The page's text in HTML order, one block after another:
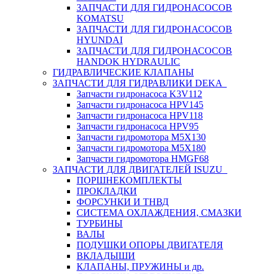
ЗАПЧАСТИ ДЛЯ ГИДРОНАСОСОВ
KOMATSU
ЗАПЧАСТИ ДЛЯ ГИДРОНАСОСОВ
HYUNDAI
ЗАПЧАСТИ ДЛЯ ГИДРОНАСОСОВ
HANDOK HYDRAULIC
ГИДРАВЛИЧЕСКИЕ КЛАПАНЫ
ЗАПЧАСТИ ДЛЯ ГИДРАВЛИКИ DEKA
Запчасти гидронасоса K3V112
Запчасти гидронасоса HPV145
Запчасти гидронасоса HPV118
Запчасти гидронасоса HPV95
Запчасти гидромотора M5X130
Запчасти гидромотора M5X180
Запчасти гидромотора HMGF68
ЗАПЧАСТИ ДЛЯ ДВИГАТЕЛЕЙ ISUZU
ПОРШНЕКОМПЛЕКТЫ
ПРОКЛАДКИ
ФОРСУНКИ И ТНВД
СИСТЕМА ОХЛАЖДЕНИЯ, СМАЗКИ
ТУРБИНЫ
ВАЛЫ
ПОДУШКИ ОПОРЫ ДВИГАТЕЛЯ
ВКЛАДЫШИ
КЛАПАНЫ, ПРУЖИНЫ и др.